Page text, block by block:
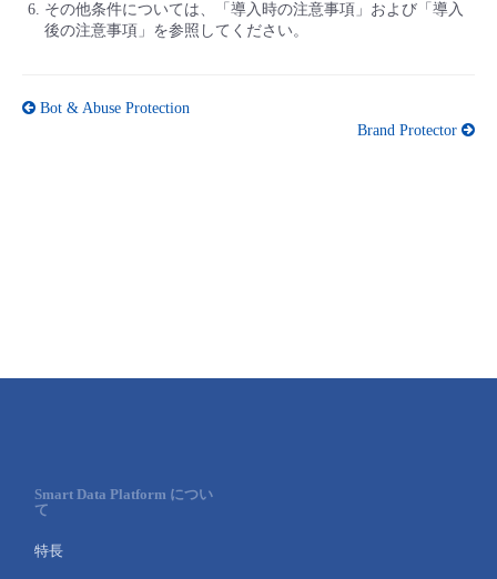
その他条件については、「導入時の注意事項」および「導入
後の注意事項」を参照してください。
Bot & Abuse Protection
Brand Protector
Smart Data Platform につい
て
特長